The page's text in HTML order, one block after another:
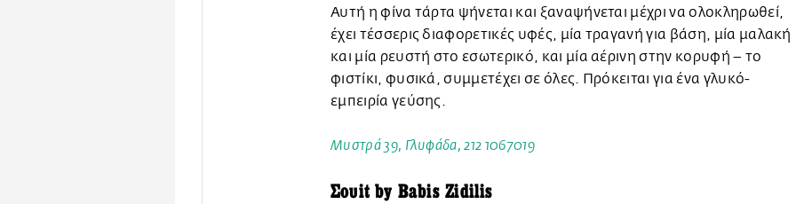
Αυτή η φίνα τάρτα ψήνεται και ξαναψήνεται μέχρι να ολοκληρωθεί,
έχει τέσσερις διαφορετικές υφές, μία τραγανή για βάση, μία μαλακή
και μία ρευστή στο εσωτερικό, και μία αέρινη στην κορυφή – το
φιστίκι, φυσικά, συμμετέχει σε όλες. Πρόκειται για ένα γλυκό-
εμπειρία γεύσης.
Μυστρά 39, Γλυφάδα, 212 1067019
Σουit by Babis Zidilis